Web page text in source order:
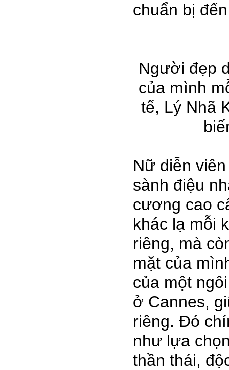
chuẩn bị
Người đẹp
của mình
tế, Lý Nhã
Nữ diễn
sành điệu
cương cao
khác lạ mỗi
riêng, mà
mặt của
của một
ở Cannes,
riêng. Đó
như lựa
thần thái,